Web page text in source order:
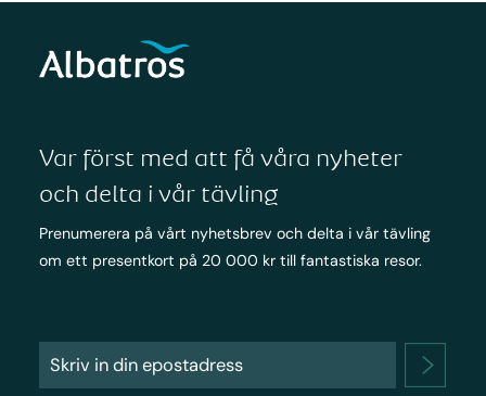
Var först med att få våra nyheter
och delta i vår tävling
Prenumerera på vårt nyhetsbrev och delta i vår tävling
om ett presentkort på 20 000 kr till fantastiska resor.